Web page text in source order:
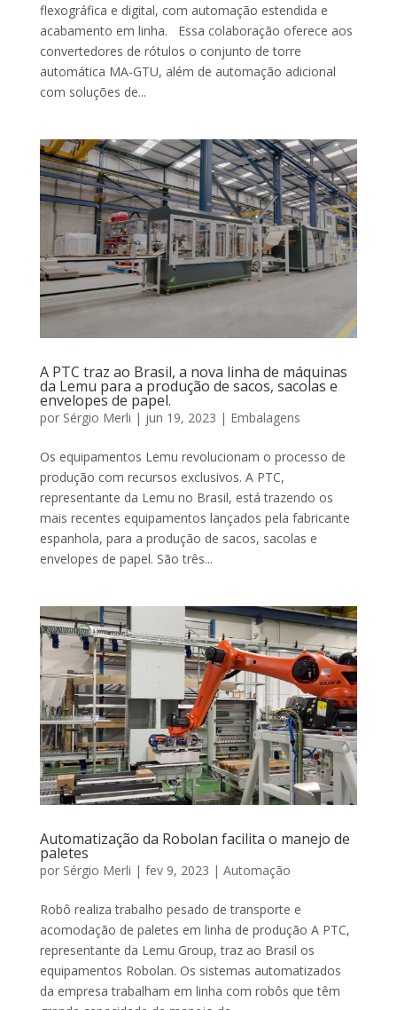
flexográfica e digital, com automação estendida e
acabamento em linha. Essa colaboração oferece aos
convertedores de rótulos o conjunto de torre
automática MA-GTU, além de automação adicional
com soluções de...
A PTC traz ao Brasil, a nova linha de máquinas
da Lemu para a produção de sacos, sacolas e
envelopes de papel.
por Sérgio Merli | jun 19, 2023 | Embalagens
Os equipamentos Lemu revolucionam o processo de
produção com recursos exclusivos. A PTC,
representante da Lemu no Brasil, está trazendo os
mais recentes equipamentos lançados pela fabricante
espanhola, para a produção de sacos, sacolas e
envelopes de papel. São três...
Automatização da Robolan facilita o manejo de
paletes
por Sérgio Merli | fev 9, 2023 | Automação
Robô realiza trabalho pesado de transporte e
acomodação de paletes em linha de produção A PTC,
representante da Lemu Group, traz ao Brasil os
equipamentos Robolan. Os sistemas automatizados
da empresa trabalham em linha com robôs que têm